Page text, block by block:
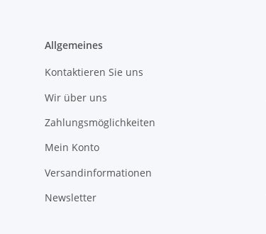
Allgemeines
Kontaktieren Sie uns
Wir über uns
Zahlungsmöglichkeiten
Mein Konto
Versandinformationen
Newsletter